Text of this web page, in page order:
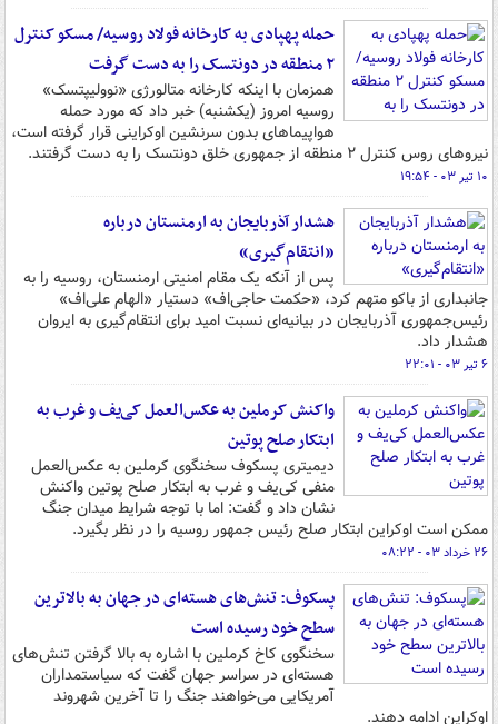
حمله پهپادی به کارخانه فولاد روسیه/ مسکو کنترل
۲ منطقه در دونتسک را به دست گرفت
همزمان با اینکه کارخانه متالورژی «نوولیپتسک»
روسیه امروز (یکشنبه) خبر داد که مورد حمله
هواپیماهای بدون سرنشین اوکراینی قرار گرفته است،
نیروهای روس کنترل ۲ منطقه از جمهوری خلق دونتسک را به دست گرفتند.
۱۰ تیر ۰۳ - ۱۹:۵۴
هشدار آذربایجان به ارمنستان درباره
«انتقام‌گیری»
پس از آنکه یک مقام امنیتی ارمنستان، روسیه را به
جانبداری از باکو متهم کرد، «حکمت حاجی‌اف» دستیار «الهام علی‌اف»
رئیس‌جمهوری آذربایجان در بیانیه‌ای نسبت امید برای انتقام‌گیری به ایروان
هشدار داد.
۶ تیر ۰۳ - ۲۲:۰۱
واکنش کرملین به عکس‌العمل کی‌یف و غرب به
ابتکار صلح پوتین
دیمیتری پسکوف سخنگوی کرملین به عکس‌العمل
منفی کی‌یف و غرب به ابتکار صلح پوتین واکنش
نشان داد و گفت: اما با توجه شرایط میدان جنگ
ممکن است اوکراین ابتکار صلح رئیس جمهور روسیه را در نظر بگیرد.
۲۶ خرداد ۰۳ - ۰۸:۲۲
پسکوف: تنش‌های هسته‌ای در جهان به بالاترین
سطح خود رسیده است
سخنگوی کاخ کرملین با اشاره به بالا گرفتن تنش‌های
هسته‌ای در سراسر جهان گفت که سیاستمداران
آمریکایی می‌خواهند جنگ را تا آخرین شهروند
اوکراین ادامه دهند.